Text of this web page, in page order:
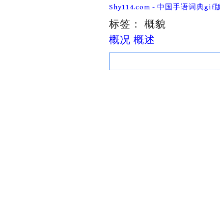
Skip
content
Shy114.com - 中国手语词典gif
标签： 概貌
概况 概述
Search